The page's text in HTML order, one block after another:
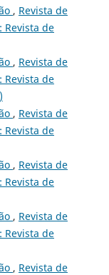
, Revista de
Revista de
, Revista de
Revista de
, Revista de
Revista de
, Revista de
Revista de
, Revista de
Revista de
, Revista de